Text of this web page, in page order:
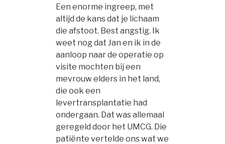
Een enorme ingreep, met
altijd de kans dat je lichaam
die afstoot. Best angstig. Ik
weet nog dat Jan en ik in de
aanloop naar de operatie op
visite mochten bij een
mevrouw elders in het land,
die ook een
levertransplantatie had
ondergaan. Dat was allemaal
geregeld door het UMCG. Die
patiënte vertelde ons wat we